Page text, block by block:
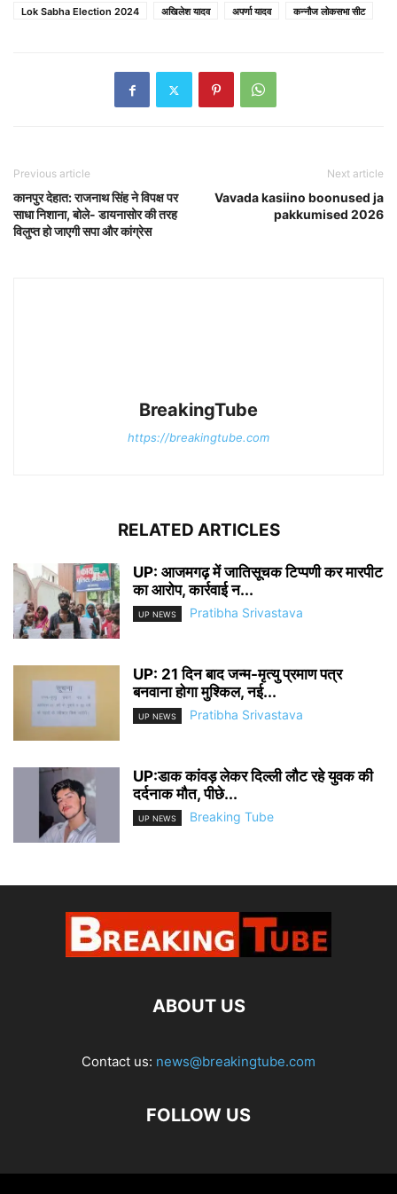
Lok Sabha Election 2024
अखिलेश यादव अपर्णा यादव कन्नौज लोकसभा सीट
Previous article
कानपुर देहात: राजनाथ सिंह ने विपक्ष पर
साधा निशाना, बोले- डायनासोर की तरह
विलुप्त हो जाएगी सपा और कांग्रेस
Next article
Vavada kasiino boonused ja
pakkumised 2026
BreakingTube
https://breakingtube.com
RELATED ARTICLES
UP: आजमगढ़ में जातिसूचक टिप्पणी कर मारपीट
का आरोप, कार्रवाई न...
UP NEWS Pratibha Srivastava
UP: 21 दिन बाद जन्म-मृत्यु प्रमाण पत्र
बनवाना होगा मुश्किल, नई...
UP NEWS Pratibha Srivastava
UP:डाक कांवड़ लेकर दिल्ली लौट रहे युवक की
दर्दनाक मौत, पीछे...
UP NEWS Breaking Tube
ABOUT US
Contact us: news@breakingtube.com
FOLLOW US